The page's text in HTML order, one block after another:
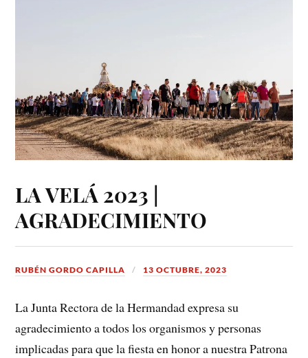
LA VELÁ 2023 |
AGRADECIMIENTO
RUBÉN GORDO CAPILLA 13 OCTUBRE, 2023
La Junta Rectora de la Hermandad expresa su
agradecimiento a todos los organismos y personas
implicadas para que la fiesta en honor a nuestra Patrona